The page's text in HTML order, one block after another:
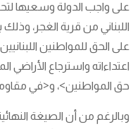
على واجب الدولة وسعيها
اللبناني من قرية الغجر،
على الحق للمواطنين
اعتداءاته واسترجاع الأراضي
حق المواطنين>، و<في
وبالرغم من أن الصيغة